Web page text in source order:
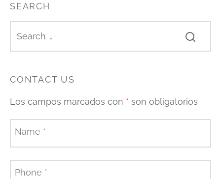
SEARCH
CONTACT US
Los campos marcados con * son obligatorios
Name *
Phone *